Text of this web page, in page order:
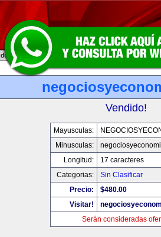
Vendido!
Mayusculas:
Minusculas:
Longitud:
17 caracteres
Categorias:
Sin Clasificar
Precio:
$480.00
Visitar!
Serán consideradas